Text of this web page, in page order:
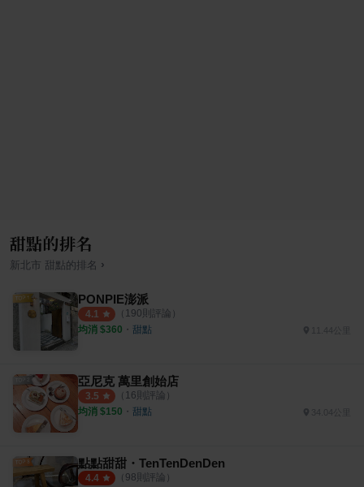
甜點的排名
新北市 甜點的排名 ›
PONPIE澎派
4.1 （ 190則評論）
均消 $360 ・ 甜點 11.44公里
亞尼克 萬里創始店
3.5 （ 16則評論）
均消 $150 ・ 甜點 34.04公里
點點甜甜・TenTenDenDen
4.4 （ 98則評論）